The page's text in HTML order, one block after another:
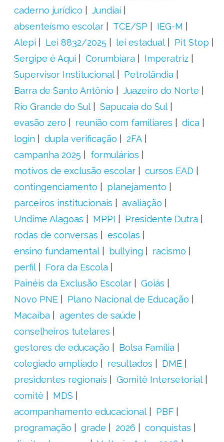
caderno jurídico
Jundiaí
absenteísmo escolar
TCE/SP
IEG-M
Alepi
Lei 8832/2025 lei estadual
Pit Stop
Sergipe é Aqui
Corumbiara
Imperatriz
Supervisor Institucional
Petrolândia
Barra de Santo Antônio
Juazeiro do Norte
Rio Grande do Sul
Sapucaia do Sul
evasão zero
reunião com familiares
dica
login
dupla verificação
2FA
campanha 2025
formulários
motivos de exclusão escolar
cursos EAD
contingenciamento
planejamento
parceiros institucionais
avaliação
Undime Alagoas
MPPI
Presidente Dutra
rodas de conversas
escolas
ensino fundamental
bullying
racismo
perfil
Fora da Escola
Painéis da Exclusão Escolar
Goiás
Novo PNE
Plano Nacional de Educação
Macaíba
agentes de saúde
conselheiros tutelares
gestores de educação
Bolsa Família
colegiado ampliado
resultados
DME
presidentes regionais
Gomitê Intersetorial
comitê
MDS
acompanhamento educacional
PBF
programação
grade 2026
conquistas